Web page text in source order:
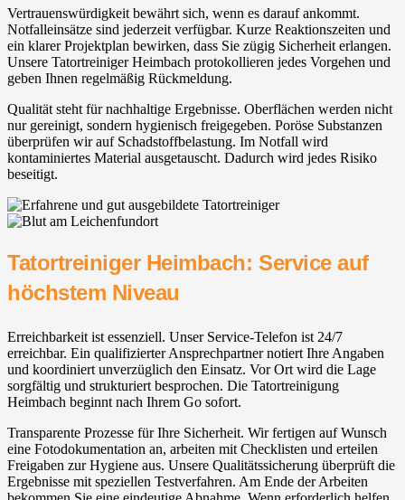
Vertrauenswürdigkeit bewährt sich, wenn es darauf ankommt.
Notfalleinsätze sind jederzeit verfügbar. Kurze Reaktionszeiten und
ein klarer Projektplan bewirken, dass Sie zügig Sicherheit erlangen.
Unsere Tatortreiniger Heimbach protokollieren jedes Vorgehen und
geben Ihnen regelmäßig Rückmeldung.
Qualität steht für nachhaltige Ergebnisse. Oberflächen werden nicht
nur gereinigt, sondern hygienisch freigegeben. Poröse Substanzen
überprüfen wir auf Schadstoffbelastung. Im Notfall wird
kontaminiertes Material ausgetauscht. Dadurch wird jedes Risiko
beseitigt.
Tatortreiniger Heimbach: Service auf
höchstem Niveau
Erreichbarkeit ist essenziell. Unser Service-Telefon ist 24/7
erreichbar. Ein qualifizierter Ansprechpartner notiert Ihre Angaben
und koordiniert unverzüglich den Einsatz. Vor Ort wird die Lage
sorgfältig und strukturiert besprochen. Die Tatortreinigung
Heimbach beginnt nach Ihrem Go sofort.
Transparente Prozesse für Ihre Sicherheit. Wir fertigen auf Wunsch
eine Fotodokumentation an, arbeiten mit Checklisten und erteilen
Freigaben zur Hygiene aus. Unsere Qualitätssicherung überprüft die
Ergebnisse mit speziellen Testverfahren. Am Ende der Arbeiten